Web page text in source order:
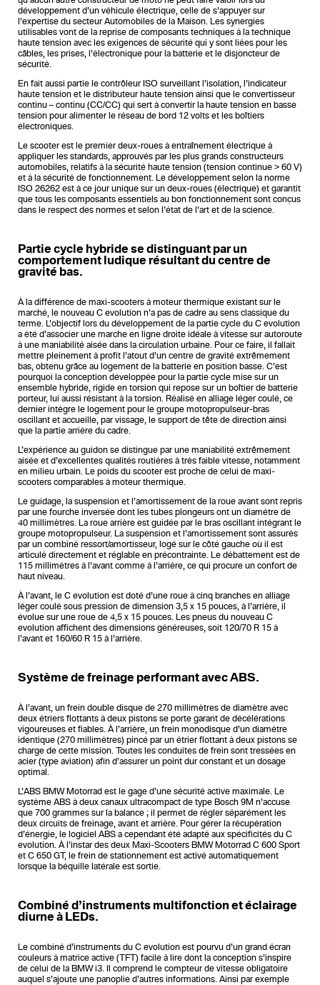
développement d’un véhicule électrique, celle de s’appuyer sur
l’expertise du secteur Automobiles de la Maison. Les synergies
utilisables vont de la reprise de composants techniques à la technique
haute tension avec les exigences de sécurité qui y sont liées pour les
câbles, les prises, l’électronique pour la batterie et le disjoncteur de
sécurité.
En fait aussi partie le contrôleur ISO surveillant l’isolation, l’indicateur
haute tension et le distributeur haute tension ainsi que le convertisseur
continu – continu (CC/CC) qui sert à convertir la haute tension en basse
tension pour alimenter le réseau de bord 12 volts et les boîtiers
électroniques.
Le scooter est le premier deux-roues à entraînement électrique à
appliquer les standards, approuvés par les plus grands constructeurs
automobiles, relatifs à la sécurité haute tension (tension continue > 60 V)
et à la sécurité de fonctionnement. Le développement selon la norme
ISO 26262 est à ce jour unique sur un deux-roues (électrique) et garantit
que tous les composants essentiels au bon fonctionnement sont conçus
dans le respect des normes et selon l’état de l’art et de la science.
Partie cycle hybride se distinguant par un
comportement ludique résultant du centre de
gravité bas.
À la différence de maxi-scooters à moteur thermique existant sur le
marché, le nouveau C evolution n’a pas de cadre au sens classique du
terme. L’objectif lors du développement de la partie cycle du C evolution
a été d’associer une marche en ligne droite idéale à vitesse sur autoroute
à une maniabilité aisée dans la circulation urbaine. Pour ce faire, il fallait
mettre pleinement à profit l’atout d’un centre de gravité extrêmement
bas, obtenu grâce au logement de la batterie en position basse. C’est
pourquoi la conception développée pour la partie cycle mise sur un
ensemble hybride, rigide en torsion qui repose sur un boîtier de batterie
porteur, lui aussi résistant à la torsion. Réalisé en alliage léger coulé, ce
dernier intègre le logement pour le groupe motopropulseur-bras
oscillant et accueille, par vissage, le support de tête de direction ainsi
que la partie arrière du cadre.
L’expérience au guidon se distingue par une maniabilité extrêmement
aisée et d’excellentes qualités routières à très faible vitesse, notamment
en milieu urbain. Le poids du scooter est proche de celui de maxi-
scooters comparables à moteur thermique.
Le guidage, la suspension et l’amortissement de la roue avant sont repris
par une fourche inversée dont les tubes plongeurs ont un diamètre de
40 millimètres. La roue arrière est guidée par le bras oscillant intégrant le
groupe motopropulseur. La suspension et l’amortissement sont assurés
par un combiné ressort/amortisseur, logé sur le côté gauche où il est
articulé directement et réglable en précontrainte. Le débattement est de
115 millimètres à l’avant comme à l’arrière, ce qui procure un confort de
haut niveau.
À l’avant, le C evolution est doté d’une roue à cinq branches en alliage
léger coulé sous pression de dimension 3,5 x 15 pouces, à l’arrière, il
évolue sur une roue de 4,5 x 15 pouces. Les pneus du nouveau C
evolution affichent des dimensions généreuses, soit 120/70 R 15 à
l’avant et 160/60 R 15 à l’arrière.
Système de freinage performant avec ABS.
À l’avant, un frein double disque de 270 millimètres de diamètre avec
deux étriers flottants à deux pistons se porte garant de décélérations
vigoureuses et fiables. À l’arrière, un frein monodisque d’un diamètre
identique (270 millimètres) pincé par un étrier flottant à deux pistons se
charge de cette mission. Toutes les conduites de frein sont tressées en
acier (type aviation) afin d’assurer un point dur constant et un dosage
optimal.
L’ABS BMW Motorrad est le gage d’une sécurité active maximale. Le
système ABS à deux canaux ultracompact de type Bosch 9M n’accuse
que 700 grammes sur la balance ; il permet de régler séparément les
deux circuits de freinage, avant et arrière. Pour gérer la récupération
d’énergie, le logiciel ABS a cependant été adapté aux spécificités du C
evolution. À l’instar des deux Maxi-Scooters BMW Motorrad C 600 Sport
et C 650 GT, le frein de stationnement est activé automatiquement
lorsque la béquille latérale est sortie.
Combiné d’instruments multifonction et éclairage
diurne à LEDs.
Le combiné d’instruments du C evolution est pourvu d’un grand écran
couleurs à matrice active (TFT) facile à lire dont la conception s’inspire
de celui de la BMW i3. Il comprend le compteur de vitesse obligatoire
auquel s’ajoute une panoplie d’autres informations. Ainsi par exemple